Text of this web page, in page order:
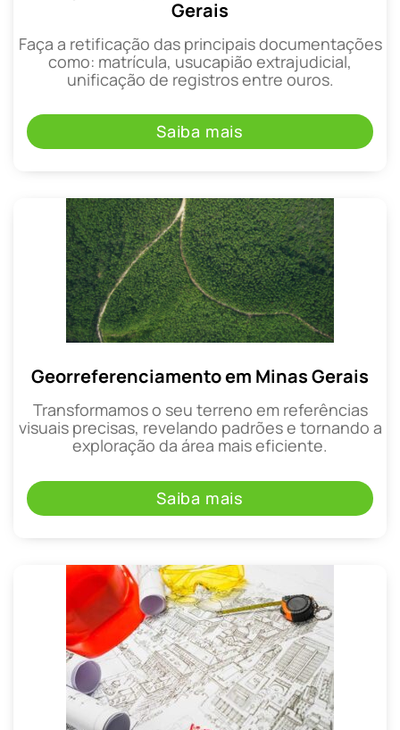
Gerais
Faça a retificação das principais documentações
como: matrícula, usucapião extrajudicial,
unificação de registros entre ouros.
Saiba mais
Georreferenciamento em Minas Gerais
Transformamos o seu terreno em referências
visuais precisas, revelando padrões e tornando a
exploração da área mais eficiente.
Saiba mais